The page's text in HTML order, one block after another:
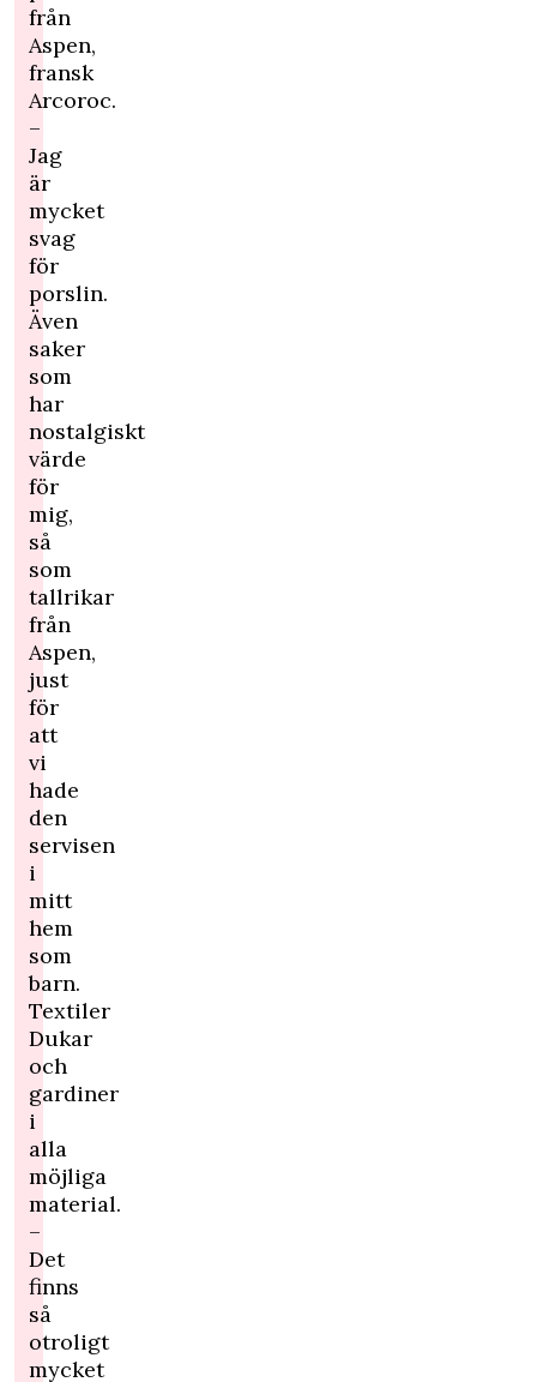
från
Aspen,
fransk
Arcoroc.
–
Jag
är
mycket
svag
för
porslin.
Även
saker
som
har
nostalgiskt
värde
för
mig,
så
som
tallrikar
från
Aspen,
just
för
att
vi
hade
den
servisen
i
mitt
hem
som
barn.
Textiler
Dukar
och
gardiner
i
alla
möjliga
material.
–
Det
finns
så
otroligt
mycket